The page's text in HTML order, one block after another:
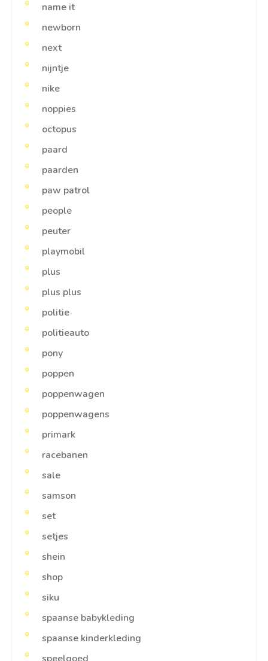
name it
newborn
next
nijntje
nike
noppies
octopus
paard
paarden
paw patrol
people
peuter
playmobil
plus
plus plus
politie
politieauto
pony
poppen
poppenwagen
poppenwagens
primark
racebanen
sale
samson
set
setjes
shein
shop
siku
spaanse babykleding
spaanse kinderkleding